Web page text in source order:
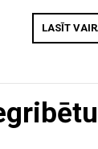
LASĪT